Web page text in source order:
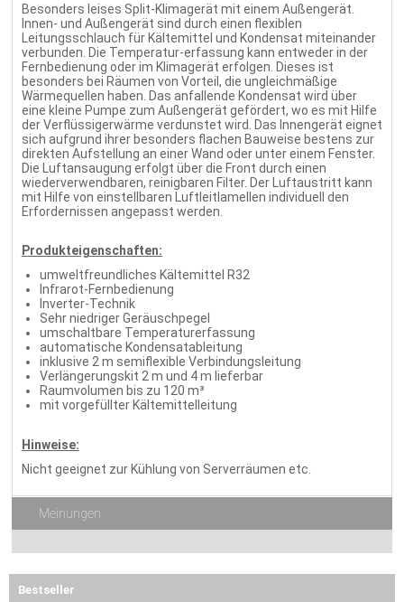
Besonders leises Split-Klimagerät mit einem Außengerät.
Innen- und Außengerät sind durch einen flexiblen
Leitungsschlauch für Kältemittel und Kondensat miteinander
verbunden. Die Temperatur-erfassung kann entweder in der
Fernbedienung oder im Klimagerät erfolgen. Dieses ist
besonders bei Räumen von Vorteil, die ungleichmäßige
Wärmequellen haben. Das anfallende Kondensat wird über
eine kleine Pumpe zum Außengerät gefördert, wo es mit Hilfe
der Verflüssigerwärme verdunstet wird. Das Innengerät eignet
sich aufgrund ihrer besonders flachen Bauweise bestens zur
direkten Aufstellung an einer Wand oder unter einem Fenster.
Die Luftansaugung erfolgt über die Front durch einen
wiederverwendbaren, reinigbaren Filter. Der Luftaustritt kann
mit Hilfe von einstellbaren Luftleitlamellen individuell den
Erfordernissen angepasst werden.
Produkteigenschaften:
umweltfreundliches Kältemittel R32
Infrarot-Fernbedienung
Inverter-Technik
Sehr niedriger Geräuschpegel
umschaltbare Temperaturerfassung
automatische Kondensatableitung
inklusive 2 m semiflexible Verbindungsleitung
Verlängerungskit 2 m und 4 m lieferbar
Raumvolumen bis zu 120 m³
mit vorgefüllter Kältemittelleitung
Hinweise:
Nicht geeignet zur Kühlung von Serverräumen etc.
Meinungen
Bestseller